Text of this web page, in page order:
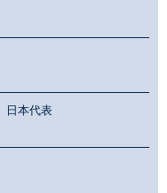
日本代表